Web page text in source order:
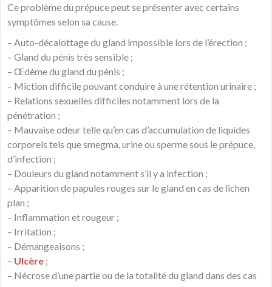
Ce problème du prépuce peut se présenter avec certains
symptômes selon sa cause.
– Auto-décalottage du gland impossible lors de l’érection ;
– Gland du pénis très sensible ;
– Œdème du gland du pénis ;
– Miction difficile pouvant conduire à une rétention urinaire ;
– Relations sexuelles difficiles notamment lors de la
pénétration ;
– Mauvaise odeur telle qu’en cas d’accumulation de liquides
corporels tels que smegma, urine ou sperme sous le prépuce,
d’infection ;
– Douleurs du gland notamment s’il y a infection ;
– Apparition de papules rouges sur le gland en cas de lichen
plan ;
– Inflammation et rougeur ;
– Irritation ;
– Démangeaisons ;
– Ulcère ;
– Nécrose d’une partie ou de la totalité du gland dans des cas